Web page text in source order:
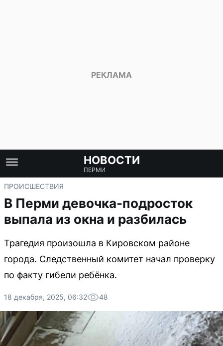
НОВОСТИ
ПЕРМИ
ПРОИСШЕСТВИЯ
В Перми девочка-подросток
выпала из окна и разбилась
Трагедия произошла в Кировском районе
города. Следственный комитет начал проверку
по факту гибели ребёнка.
18 декабря, 2025, 06:32 48